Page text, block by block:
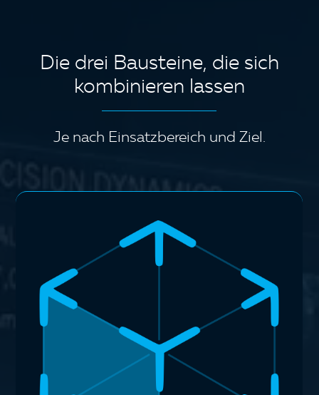
Die drei Bausteine, die sich
kombinieren lassen
Je nach Einsatzbereich und Ziel.